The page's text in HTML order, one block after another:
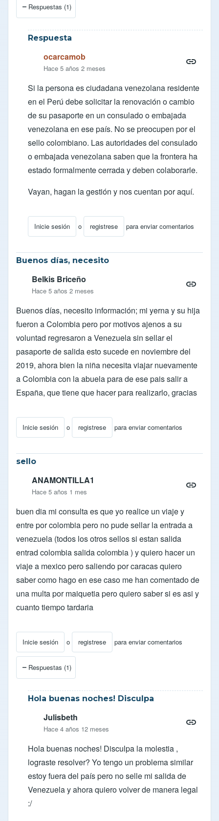
Respuestas (1)
Respuesta
ocarcamob
Hace 5 años 2 meses
Si la persona es ciudadana venezolana residente
en el Perú debe solicitar la renovación o cambio
de su pasaporte en un consulado o embajada
venezolana en ese país. No se preocupen por el
sello colombiano. Las autoridades del consulado
o embajada venezolana saben que la frontera ha
estado formalmente cerrada y deben colaborarle.
Vayan, hagan la gestión y nos cuentan por aquí.
Inicie sesión o registrese para enviar comentarios
En respuesta a Migratoriopornaty
Buenos días, necesito
Belkis Briceño
Hace 5 años 2 meses
Buenos días, necesito información; mi yerna y su hija
fueron a Colombia pero por motivos ajenos a su
voluntad regresaron a Venezuela sin sellar el
pasaporte de salida esto sucede en noviembre del
2019, ahora bien la niña necesita viajar nuevamente
a Colombia con la abuela para de ese pais salir a
España, que tiene que hacer para realizarlo, gracias
Inicie sesión o registrese para enviar comentarios
sello
ANAMONTILLA1
Hace 5 años 1 mes
buen dia mi consulta es que yo realice un viaje y
entre por colombia pero no pude sellar la entrada a
venezuela (todos los otros sellos si estan salida
entrad colombia salida colombia ) y quiero hacer un
viaje a mexico pero saliendo por caracas quiero
saber como hago en ese caso me han comentado de
una multa por maiquetia pero quiero saber si es asi y
cuanto tiempo tardaria
Inicie sesión o registrese para enviar comentarios
Respuestas (1)
Hola buenas noches! Disculpa
Julisbeth
Hace 4 años 12 meses
Hola buenas noches! Disculpa la molestia ,
lograste resolver? Yo tengo un problema similar
estoy fuera del país pero no selle mi salida de
Venezuela y ahora quiero volver de manera legal
:/